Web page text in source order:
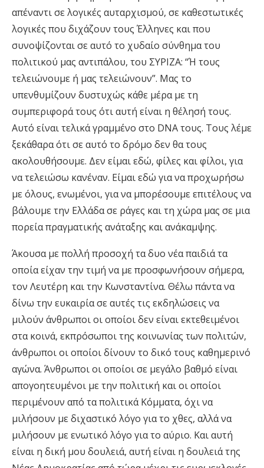
απέναντι σε λογικές αυταρχισμού, σε καθεστωτικές
λογικές που διχάζουν τους Έλληνες και που
συνοψίζονται σε αυτό το χυδαίο σύνθημα του
πολιτικού μας αντιπάλου, του ΣΥΡΙΖΑ: “Ή τους
τελειώνουμε ή μας τελειώνουν”. Μας το
υπενθυμίζουν δυστυχώς κάθε μέρα με τη
συμπεριφορά τους ότι αυτή είναι η θέλησή τους.
Αυτό είναι τελικά γραμμένο στο DNA τους. Τους λέμε
ξεκάθαρα ότι σε αυτό το δρόμο δεν θα τους
ακολουθήσουμε. Δεν είμαι εδώ, φίλες και φίλοι, για
να τελειώσω κανέναν. Είμαι εδώ για να προχωρήσω
με όλους, ενωμένοι, για να μπορέσουμε επιτέλους να
βάλουμε την Ελλάδα σε ράγες και τη χώρα μας σε μια
πορεία πραγματικής ανάταξης και ανάκαμψης.
Άκουσα με πολλή προσοχή τα δυο νέα παιδιά τα
οποία είχαν την τιμή να με προσφωνήσουν σήμερα,
τον Λευτέρη και την Κωνσταντίνα. Θέλω πάντα να
δίνω την ευκαιρία σε αυτές τις εκδηλώσεις να
μιλούν άνθρωποι οι οποίοι δεν είναι εκτεθειμένοι
στα κοινά, εκπρόσωποι της κοινωνίας των πολιτών,
άνθρωποι οι οποίοι δίνουν το δικό τους καθημερινό
αγώνα. Άνθρωποι οι οποίοι σε μεγάλο βαθμό είναι
απογοητευμένοι με την πολιτική και οι οποίοι
περιμένουν από τα πολιτικά Κόμματα, όχι να
μιλήσουν με διχαστικό λόγο για το χθες, αλλά να
μιλήσουν με ενωτικό λόγο για το αύριο. Και αυτή
είναι η δική μου δουλειά, αυτή είναι η δουλειά της